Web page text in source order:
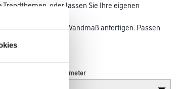
oder lassen Sie Ihre eigenen
sich in jedem Wandmaß anfertigen. Passen
Länge in centimeter